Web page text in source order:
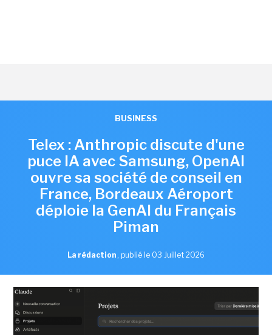
BUSINESS
Telex : Anthropic discute d'une
puce IA avec Samsung, OpenAI
ouvre sa société de conseil en
France, Bordeaux Aéroport
déploie la GenAI du Français
Piman
La rédaction , publié le 03 Juillet 2026